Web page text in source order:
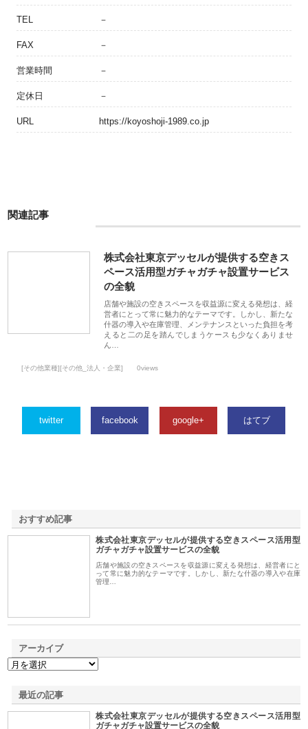
TEL －
FAX －
営業時間 －
定休日 －
URL https://koyoshoji-1989.co.jp
関連記事
株式会社東京デッセルが提供する空きス
ペース活用型ガチャガチャ設置サービス
の全貌
店舗や施設の空きスペースを収益源に変える発想は、経
営者にとって常に魅力的なテーマです。しかし、新たな
什器の導入や在庫管理、メンテナンスといった負担を考
えると二の足を踏んでしまうケースも少なくありませ
ん…
[その他業種][その他_法人・企業] 0views
twitter facebook google+ はてブ
おすすめ記事
株式会社東京デッセルが提供する空きスペース活用型
ガチャガチャ設置サービスの全貌
店舗や施設の空きスペースを収益源に変える発想は、経営者にと
って常に魅力的なテーマです。しかし、新たな什器の導入や在庫
管理…
アーカイブ
最近の記事
株式会社東京デッセルが提供する空きスペース活用型
ガチャガチャ設置サービスの全貌